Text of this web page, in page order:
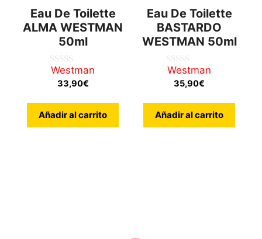
Eau De Toilette
ALMA WESTMAN
50ml
0
Westman
33,90€
Añadir al carrito
Eau De Toilette
BASTARDO
WESTMAN 50ml
0
Westman
35,90€
Añadir al carrito